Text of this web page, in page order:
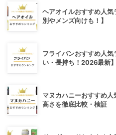
ヘアオイルおすすめ人
別やメンズ向けも！】
フライパンおすすめ人
い・長持ち！2026最新】
マヌカハニーおすすめ
高さを徹底比較・検証